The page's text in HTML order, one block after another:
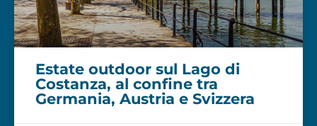
Estate outdoor sul Lago di
Costanza, al confine tra
Germania, Austria e Svizzera